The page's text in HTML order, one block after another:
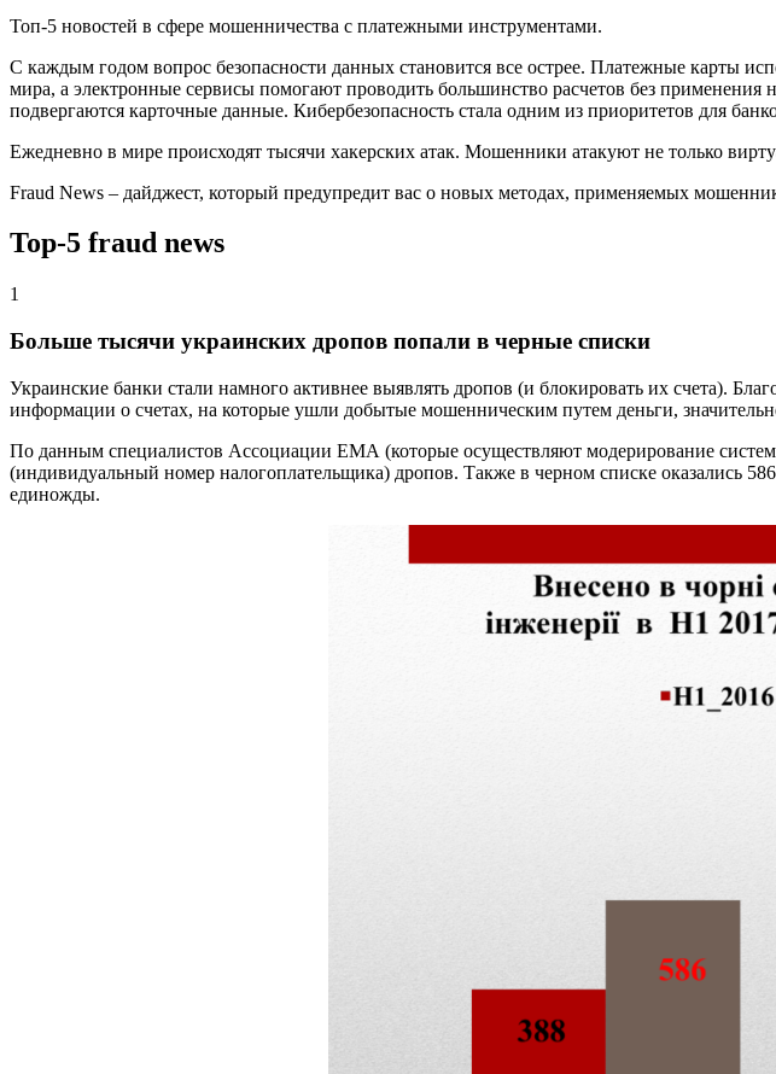
Топ-5 новостей в сфере мошенничества с платежными инструментами.
С каждым годом вопрос безопасности данных становится все острее. Платежные карты
мира, а электронные сервисы помогают проводить большинство расчетов без
подвергаются карточные данные. Кибербезопасность стала одним из приоритетов для
Ежедневно в мире происходят тысячи хакерских атак. Мошенники атакуют не только
Fraud News – дайджест, который предупредит вас о новых методах, применяемых
Top-5 fraud news
1
Больше тысячи украинских дропов попали в черные списки
Украинские банки стали намного активнее выявлять дропов (и блокировать их счета).
информации о счетах, на которые ушли добытые мошенническим путем деньги,
По данным специалистов Ассоциации ЕМА (которые осуществляют модерирование
(индивидуальный номер налогоплательщика) дропов. Также в черном списке оказались
единожды.